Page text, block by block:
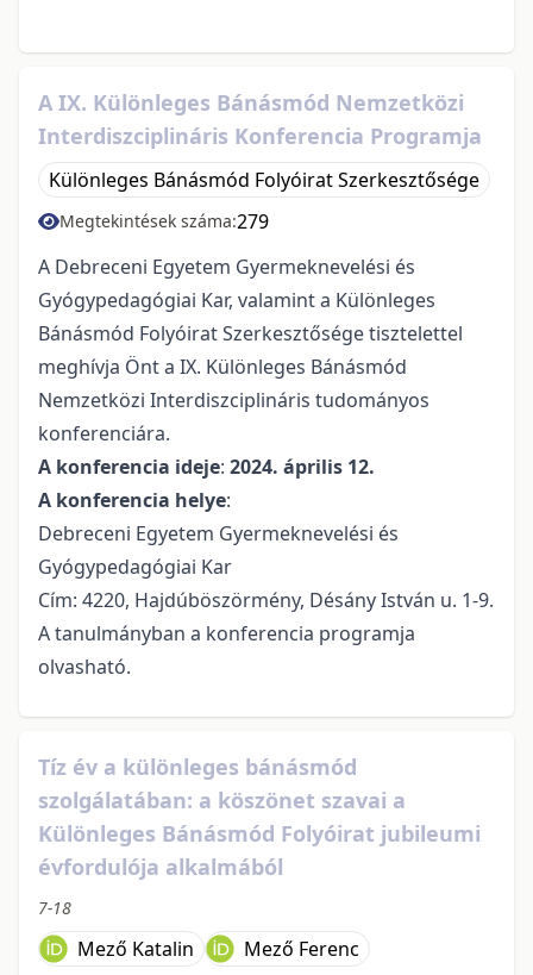
A IX. Különleges Bánásmód Nemzetközi
Interdiszciplináris Konferencia Programja
Különleges Bánásmód Folyóirat Szerkesztősége
Megtekintések száma:279
A Debreceni Egyetem Gyermeknevelési és
Gyógypedagógiai Kar, valamint a Különleges
Bánásmód Folyóirat Szerkesztősége tisztelettel
meghívja Önt a IX. Különleges Bánásmód
Nemzetközi Interdiszciplináris tudományos
konferenciára.
A konferencia ideje: 2024. április 12.
A konferencia helye:
Debreceni Egyetem Gyermeknevelési és
Gyógypedagógiai Kar
Cím: 4220, Hajdúböszörmény, Désány István u. 1-9.
A tanulmányban a konferencia programja
olvasható.
Tíz év a különleges bánásmód
szolgálatában: a köszönet szavai a
Különleges Bánásmód Folyóirat jubileumi
évfordulója alkalmából
7-18
Mező Katalin Mező Ferenc